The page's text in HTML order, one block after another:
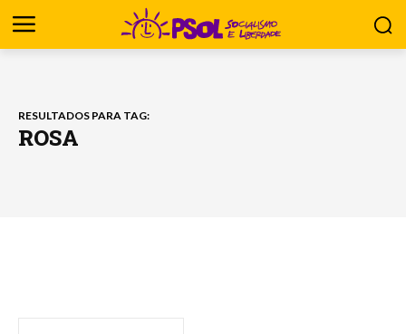
RESULTADOS PARA TAG:
ROSA